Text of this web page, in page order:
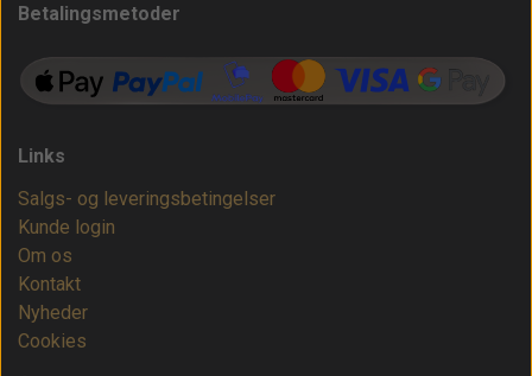
Betalingsmetoder
Links
Salgs- og leveringsbetingelser
Kunde login
Om os
Kontakt
Nyheder
Cookies